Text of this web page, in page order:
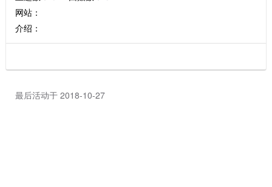
网站：
介绍：
最后活动于 2018-10-27